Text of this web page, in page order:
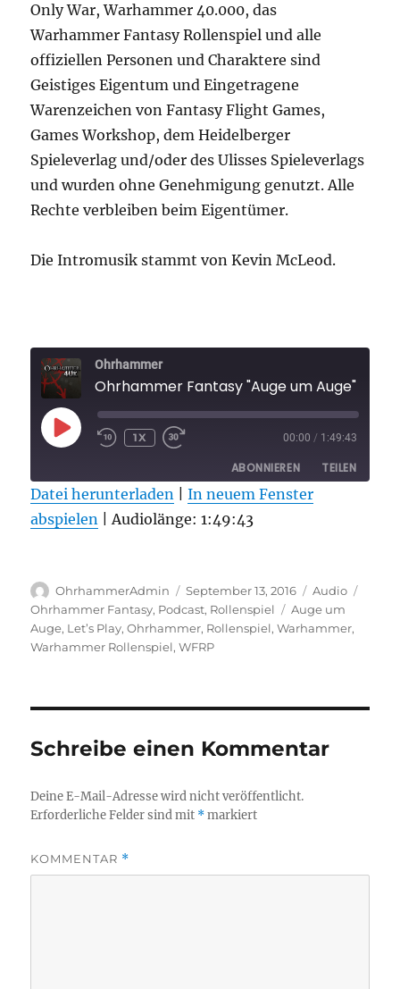
Only War, Warhammer 40.000, das
Warhammer Fantasy Rollenspiel und alle
offiziellen Personen und Charaktere sind
Geistiges Eigentum und Eingetragene
Warenzeichen von Fantasy Flight Games,
Games Workshop, dem Heidelberger
Spieleverlag und/oder des Ulisses Spieleverlags
und wurden ohne Genehmigung genutzt. Alle
Rechte verbleiben beim Eigentümer.
Die Intromusik stammt von Kevin McLeod.
Ohrhammer
PLAY
EPISODE
1X 00:00 / 1:49:43
ABONNIEREN TEILEN
RSS FEED
TEILEN
EMBED
Datei herunterladen |In neuem Fenster
abspielen |Audiolänge: 1:49:43
Autor
OhrhammerAdmin
Veröffentlicht
am
September 13, 2016 Format
Audio
Ohrhammer Fantasy, Podcast, Rollenspiel Schlagwörter
Auge um
Auge, Let’s Play,Ohrhammer, Rollenspiel,Warhammer,
Warhammer Rollenspiel,WFRP
Schreibe einen Kommentar
Deine E-Mail-Adresse wird nicht veröffentlicht.
Erforderliche Felder sind mit *markiert
KOMMENTAR *